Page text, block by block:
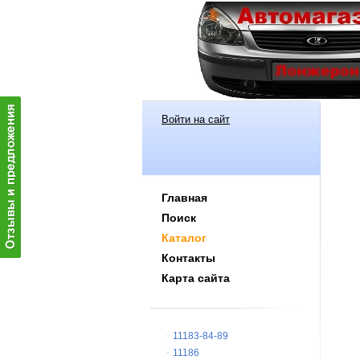
Войти на сайт
Главная
Поиск
Каталог
Контакты
Карта сайта
11183-84-89
11186